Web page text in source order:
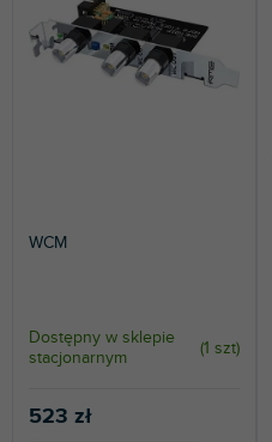
WCM
Dostępny w sklepie
stacjonarnym
(1 szt)
523 zł